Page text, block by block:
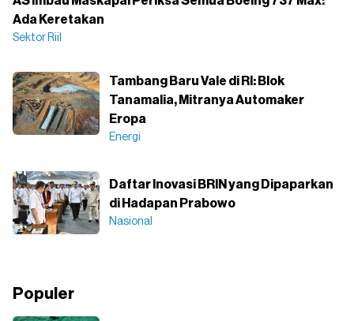
Ada Keretakan
Sektor Riil
Tambang Baru Vale di RI: Blok
Tanamalia, Mitranya Automaker
Eropa
Energi
Daftar Inovasi BRIN yang Dipaparkan
di Hadapan Prabowo
Nasional
Populer